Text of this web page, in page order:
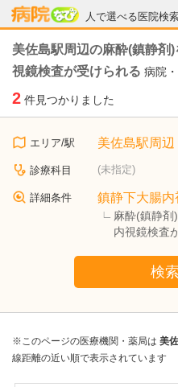
人で選べる医院検
病院なび
美佐島駅周辺の麻酔(鎮静剤
視鏡検査が受けられる 病院
2 件見つかりました
エリア/駅 美佐島駅周辺
診療科目 (未指定)
詳細条件 鎮静下大腸内
麻酔(鎮静剤
内視鏡検査
検
※このページの医療機関・薬局は 美
線距離の近い順で表示されています